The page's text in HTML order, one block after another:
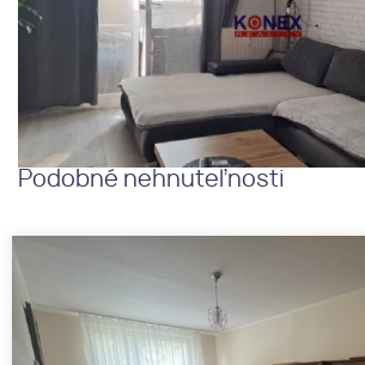
Podobné nehnuteľnosti